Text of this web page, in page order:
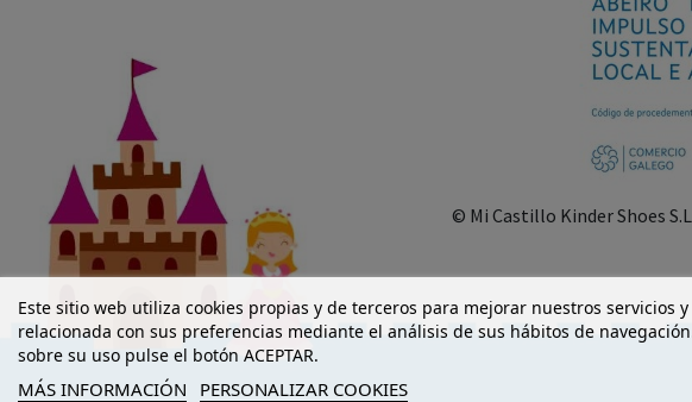
Este sitio web utiliza cookies propias y de terceros para mejorar nuestros servicios
relacionada con sus preferencias mediante el análisis de sus hábitos de
sobre su uso pulse el botón ACEPTAR.
MÁS INFORMACIÓN PERSONALIZAR COOKIES
© Mi Castillo Kinder Shoes